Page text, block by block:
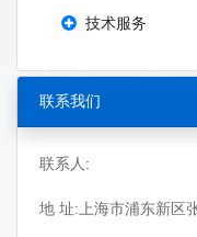
技术服务
联系我们
联系人:
地 址:上海市浦东新区